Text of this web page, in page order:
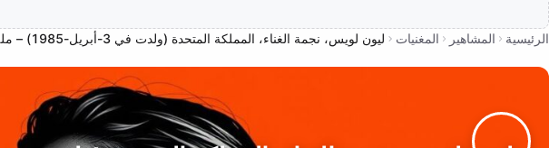
الرئيسية المشاهير المغنيات ليون لويس، نجمة الغناء، المملكة المتحدة (ولدت في 3-أبريل-1985) – ملف فني متعمق